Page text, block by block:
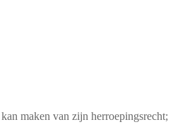
maken van zijn herroepingsrecht;